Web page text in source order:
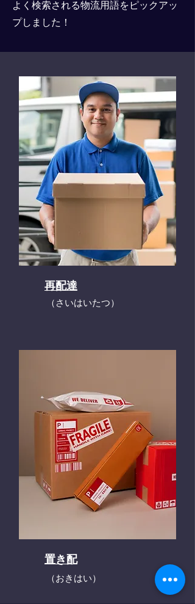
よく検索される物流用語をピックアッ
プしました！
再配達
​（さいはいたつ）
置き配
（おきはい）